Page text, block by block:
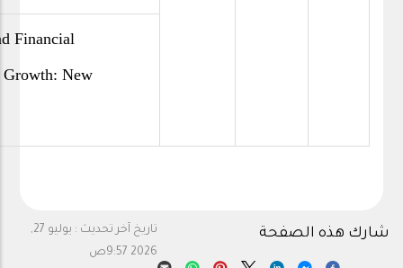
Financial
New
تاريخ آخر تحديث :
يوليو 27,
2026 9:57ص
شارك هذه الصفحة